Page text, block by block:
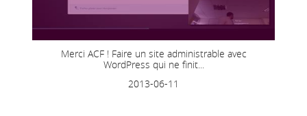
Merci ACF ! Faire un site administrable avec
WordPress qui ne finit...
2013-06-11